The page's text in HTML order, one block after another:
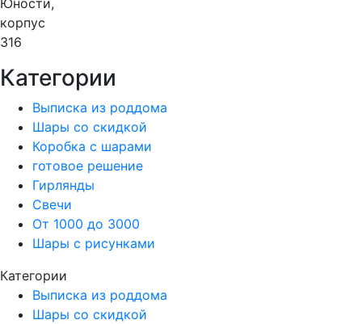
корпус
316
Категории
Выписка из роддома
Шары со скидкой
Коробка с шарами
готовое решение
Гирлянды
Свечи
От 1000 до 3000
Шары с рисунками
Категории
Выписка из роддома
Шары со скидкой